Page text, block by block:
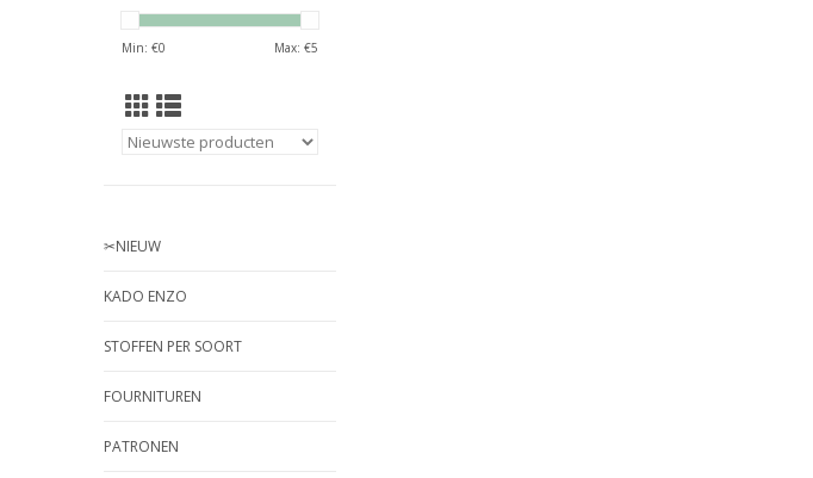
Min: €0 Max: €5
✂︎NIEUW
KADO ENZO
STOFFEN PER SOORT
FOURNITUREN
PATRONEN